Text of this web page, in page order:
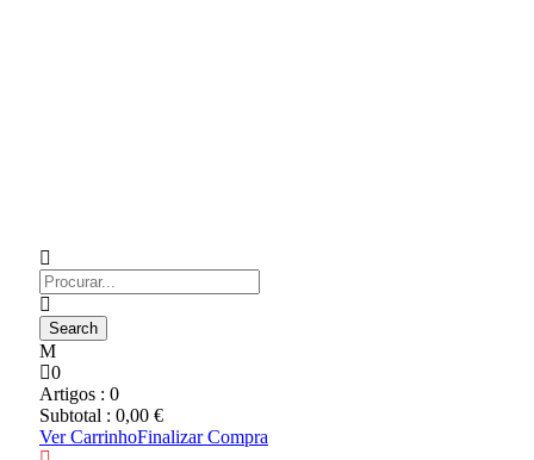
0
Artigos : 0
Subtotal : 0,00 €
Ver CarrinhoFinalizar Compra